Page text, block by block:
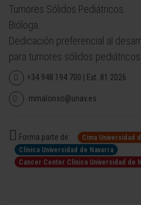
Tumores Sólidos Pediátricos.
Bióloga.
Dedicación preferencial al
para tumores sólidos pediátricos.
+34 948 194 700 | Ext. 81 2026
mmalonso@unav.es
Forma parte de:
Cima Universidad
Clínica Universidad de Navarra
Cancer Center Clínica Universidad de